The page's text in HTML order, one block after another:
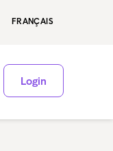
FRANÇAIS
Login